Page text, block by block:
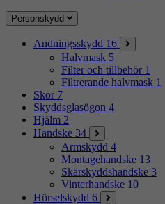
Personskydd
Andningsskydd 16
Halvmask 5
Filter och tillbehör 1
Filtrerande halvmask 1
Skor 7
Skyddsglasögon 4
Hjälm 2
Handske 34
Armskydd 4
Montagehandske 13
Skärskyddshandske 3
Vinterhandske 10
Hörselskydd 6